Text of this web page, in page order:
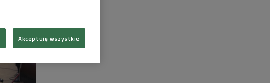
Akceptuję wszystkie